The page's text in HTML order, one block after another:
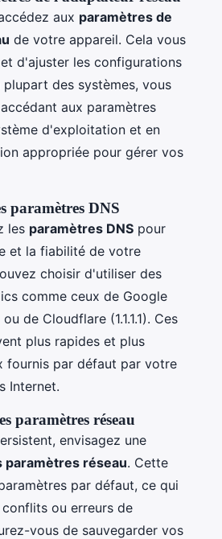
aux paramètres de
de votre appareil. Cela vous
d'ajuster les configurations
plupart des systèmes, vous
aux paramètres
d'exploitation et en
appropriée pour gérer vos
paramètres DNS
les paramètres DNS pour
et la fiabilité de votre
choisir d'utiliser des
comme ceux de Google
de Cloudflare (1.1.1.1). Ces
plus rapides et plus
fournis par défaut par votre
Internet.
paramètres réseau
envisagez une
paramètres réseau. Cette
par défaut, ce qui
ou erreurs de
vous de sauvegarder vos